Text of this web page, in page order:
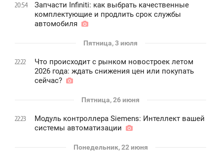
20:54
Запчасти Infiniti: как выбрать качественные
комплектующие и продлить срок службы
автомобиля
Пятница, 3 июля
22:22
Что происходит с рынком новостроек летом
2026 года: ждать снижения цен или покупать
сейчас?
Пятница, 26 июня
22:23
Модуль контроллера Siemens: Интеллект вашей
системы автоматизации
Понедельник, 22 июня